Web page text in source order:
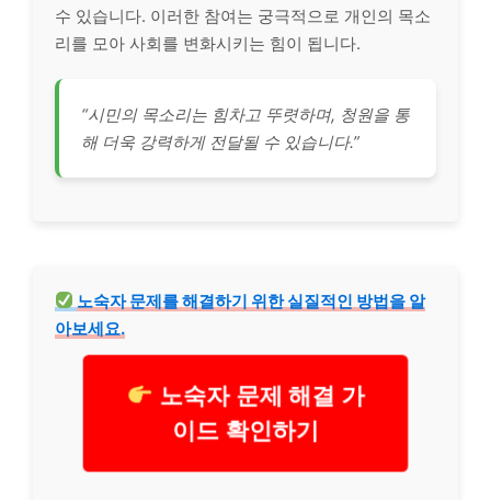
수 있습니다. 이러한 참여는 궁극적으로 개인의 목소
리를 모아 사회를 변화시키는 힘이 됩니다.
“시민의 목소리는 힘차고 뚜렷하며, 청원을 통
해 더욱 강력하게 전달될 수 있습니다.”
노숙자 문제를 해결하기 위한 실질적인 방법을 알
아보세요.
노숙자 문제 해결 가
이드 확인하기